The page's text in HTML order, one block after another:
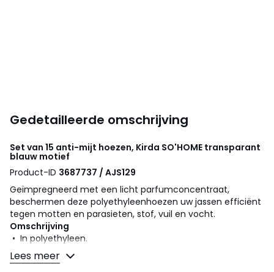
Gedetailleerde omschrijving
Set van 15 anti-mijt hoezen, Kirda SO'HOME transparant
blauw motief
Product-ID 3687737 / AJS129
Geïmpregneerd met een licht parfumconcentraat,
beschermen deze polyethyleenhoezen uw jassen efficiënt
tegen motten en parasieten, stof, vuil en vocht.
Omschrijving
• In polyethyleen.
• Geïmpregneerd met een licht parfumconcentraat met
mttenwerende eigenschappen.
Lees meer